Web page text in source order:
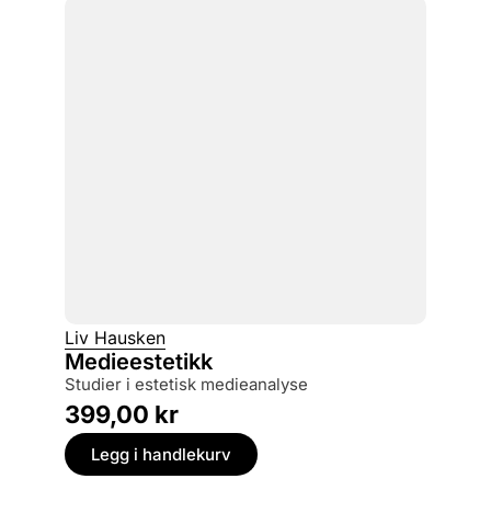
Liv Hausken
Medieestetikk
studier i estetisk medieanalyse
399,00 kr
Legg i handlekurv